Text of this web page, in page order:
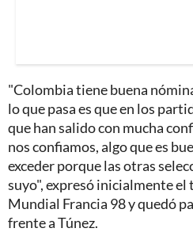
"Colombia tiene buena
lo que pasa es que en los
que han salido con mucha
nos confiamos, algo que es
exceder porque las otras
suyo", expresó inicialmente el
Mundial Francia 98 y quedó
frente a Túnez.